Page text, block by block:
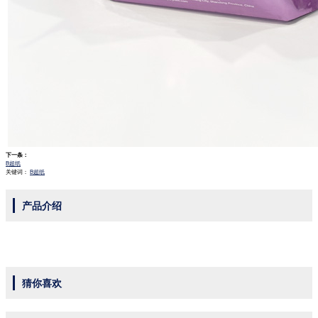
下一条：
B超纸
关键词： B超纸
产品介绍
猜你喜欢